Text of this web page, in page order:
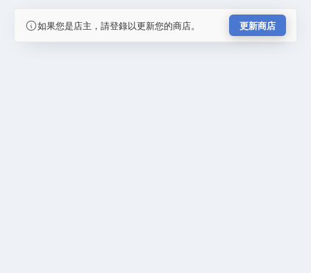
如果您是店主，請登錄以更新您的商店。 更新商店